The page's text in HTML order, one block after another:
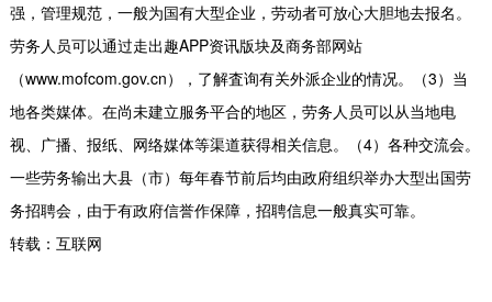
强，管理规范，一般为国有大型企业，劳动者可放心大胆地去报名。
劳务人员可以通过走出趣APP资讯版块及商务部网站
（www.mofcom.gov.cn），了解査询有关外派企业的情况。（3）当
地各类媒体。在尚未建立服务平合的地区，劳务人员可以从当地电
视、广播、报纸、网络媒体等渠道获得相关信息。（4）各种交流会。
一些劳务输出大县（市）每年春节前后均由政府组织举办大型出国劳
务招聘会，由于有政府信誉作保障，招聘信息一般真实可靠。
转载：互联网